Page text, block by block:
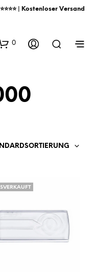
| Kostenloser Versand
0